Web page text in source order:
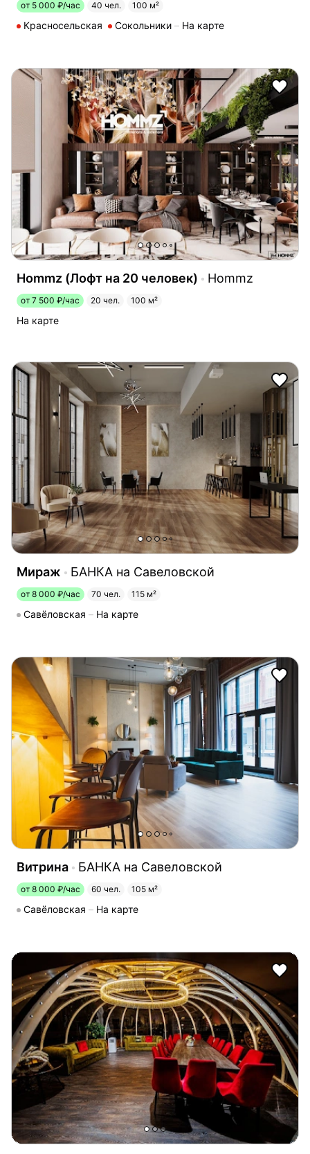
от 5 000 ₽/час 40 чел. 100 м²
Красносельская Сокольники На карте
Hommz (Лофт на 20 человек) Hommz
от 7 500 ₽/час 20 чел. 100 м²
На карте
Мираж БАНКА на Савеловской
от 8 000 ₽/час 70 чел. 115 м²
Савёловская На карте
Витрина БАНКА на Савеловской
от 8 000 ₽/час 60 чел. 105 м²
Савёловская На карте